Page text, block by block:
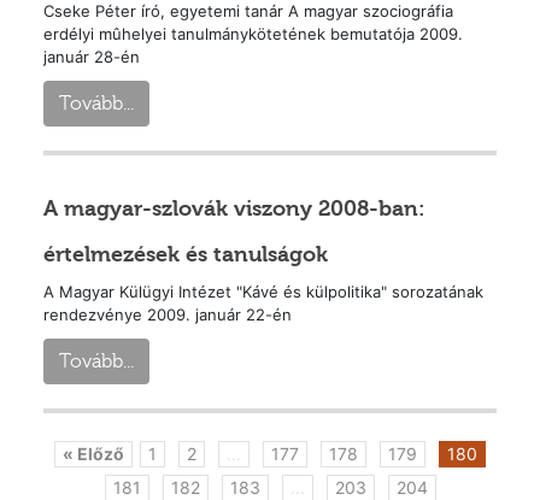
Cseke Péter író, egyetemi tanár A magyar szociográfia
erdélyi mûhelyei tanulmánykötetének bemutatója 2009.
január 28-én
Tovább...
A magyar-szlovák viszony 2008-ban:
értelmezések és tanulságok
A Magyar Külügyi Intézet "Kávé és külpolitika" sorozatának
rendezvénye 2009. január 22-én
Tovább...
« Előző 1 2 177 178 179
180
181
182 183 203 204